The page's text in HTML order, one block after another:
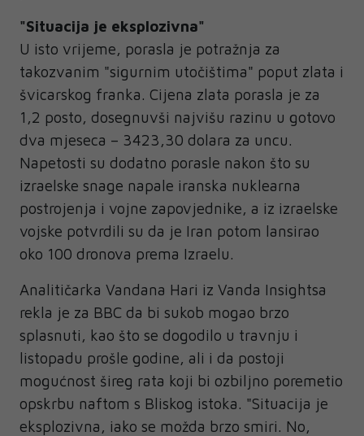
"Situacija je eksplozivna"
U isto vrijeme, porasla je potražnja za
takozvanim "sigurnim utočištima" poput zlata i
švicarskog franka. Cijena zlata porasla je za
1,2 posto, dosegnuvši najvišu razinu u gotovo
dva mjeseca – 3423,30 dolara za uncu.
Napetosti su dodatno porasle nakon što su
izraelske snage napale iranska nuklearna
postrojenja i vojne zapovjednike, a iz izraelske
vojske potvrdili su da je Iran potom lansirao
oko 100 dronova prema Izraelu.
Analitičarka Vandana Hari iz Vanda Insightsa
rekla je za BBC da bi sukob mogao brzo
splasnuti, kao što se dogodilo u travnju i
listopadu prošle godine, ali i da postoji
mogućnost šireg rata koji bi ozbiljno poremetio
opskrbu naftom s Bliskog istoka. "Situacija je
eksplozivna, iako se možda brzo smiri. No,